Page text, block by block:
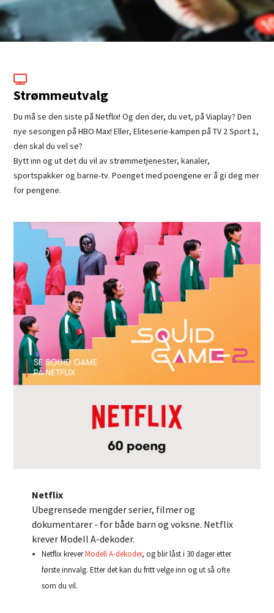

Strømmeutvalg
Du må se den siste på Netflix! Og den der, du vet, på Viaplay? Den
nye sesongen på HBO Max! Eller, Eliteserie-kampen på TV 2 Sport 1,
den skal du vel se?
Bytt inn og ut det du vil av strømmetjenester, kanaler,
sportspakker og barne-tv. Poenget med poengene er å gi deg mer
for pengene.
Netflix
Ubegrensede mengder serier, filmer og
dokumentarer - for både barn og voksne. Netflix
krever Modell A-dekoder.
Netflix kreverModell A-dekoder, og blir låst i 30 dager etter
første innvalg. Etter det kan du fritt velge inn og ut så ofte
som du vil.